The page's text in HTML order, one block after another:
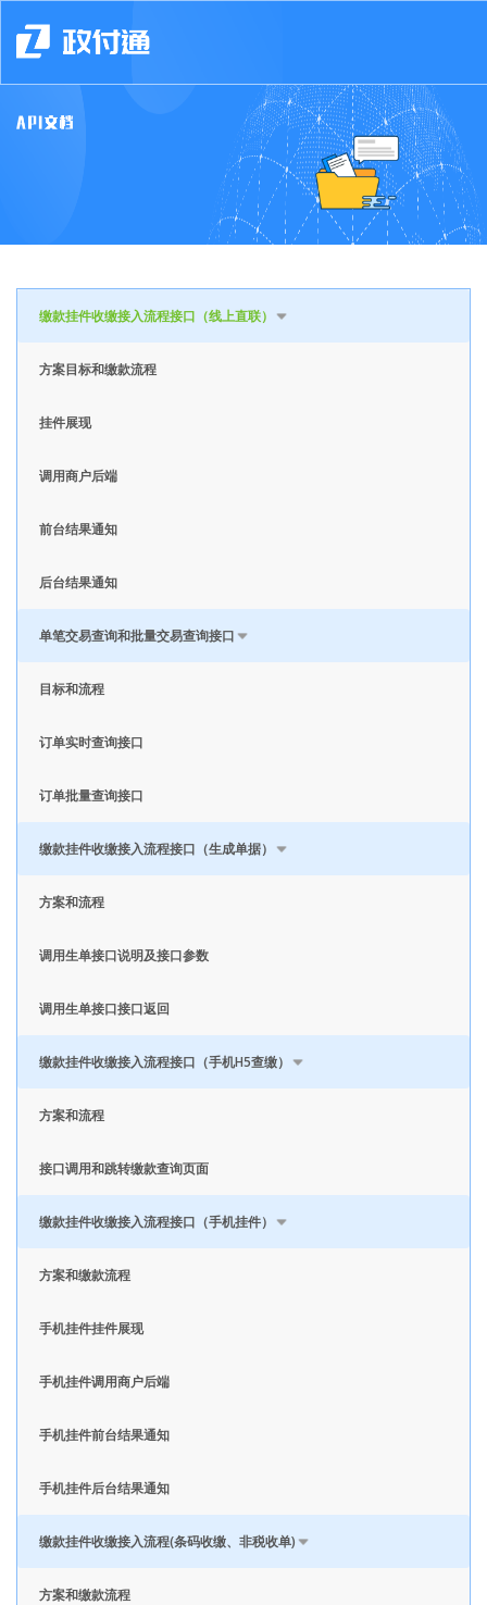
缴款挂件收缴接入流程接口（线上直联）
方案目标和缴款流程
挂件展现
调用商户后端
前台结果通知
后台结果通知
单笔交易查询和批量交易查询接口
目标和流程
订单实时查询接口
订单批量查询接口
缴款挂件收缴接入流程接口（生成单据）
方案和流程
调用生单接口说明及接口参数
调用生单接口接口返回
缴款挂件收缴接入流程接口（手机H5查缴）
方案和流程
接口调用和跳转缴款查询页面
缴款挂件收缴接入流程接口（手机挂件）
方案和缴款流程
手机挂件挂件展现
手机挂件调用商户后端
手机挂件前台结果通知
手机挂件后台结果通知
缴款挂件收缴接入流程(条码收缴、非税收单)
方案和缴款流程